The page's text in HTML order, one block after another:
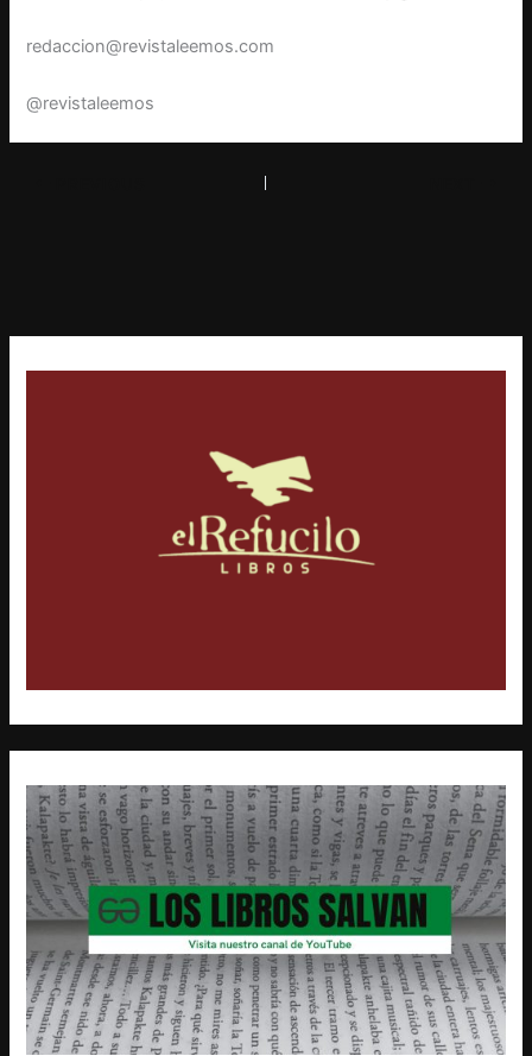
redaccion@revistaleemos.com
@revistaleemos